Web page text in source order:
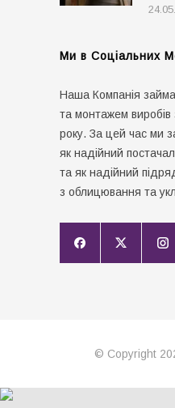
Ми в Соціальних
Наша Компанія
та монтажем виробів
року. За цей час ми
як надійний
та як надійний
з облицювання та
© Copyright